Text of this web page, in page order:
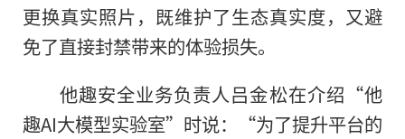
更换真实照片，既维护了生态真实度，又避
免了直接封禁带来的体验损失。
他趣安全业务负责人吕金松在介绍“他
趣AI大模型实验室”时说：“为了提升平台的